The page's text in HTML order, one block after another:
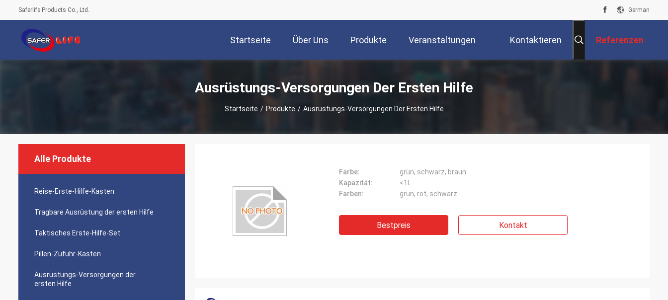
Saferlife Products Co., Ltd. German
Startseite Über Uns Produkte Veranstaltungen Kontaktieren Referenzen
Ausrüstungs-Versorgungen Der Ersten Hilfe
Startseite / Produkte / Ausrüstungs-Versorgungen Der Ersten Hilfe
Alle Produkte
Reise-Erste-Hilfe-Kasten
Tragbare Ausrüstung der ersten Hilfe
Taktisches Erste-Hilfe-Set
Pillen-Zufuhr-Kasten
Ausrüstungs-Versorgungen der
ersten Hilfe
Farbe:
grün, schwarz, braun
Kapazität:
<1L
Farben:
grün, rot, schwarz...
Bestpreis Kontakt